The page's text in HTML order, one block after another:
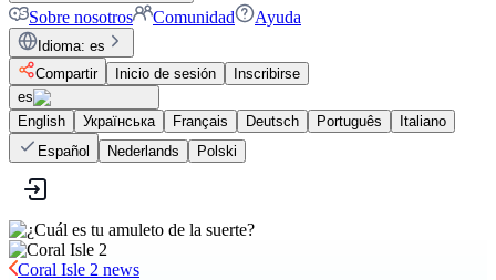
Sobre nosotros Comunidad Ayuda
Idioma: es
Compartir
Inicio de sesión
Inscribirse
es
English
Українська Français Deutsch Português
Italiano
Español
Nederlands Polski
Coral Isle 2 news